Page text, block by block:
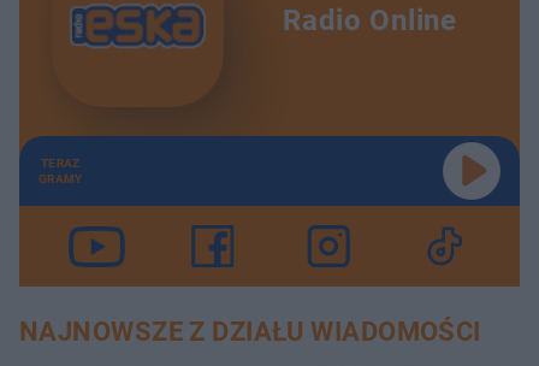
Radio Online
TERAZ
GRAMY
NAJNOWSZE Z DZIAŁU WIADOMOŚCI